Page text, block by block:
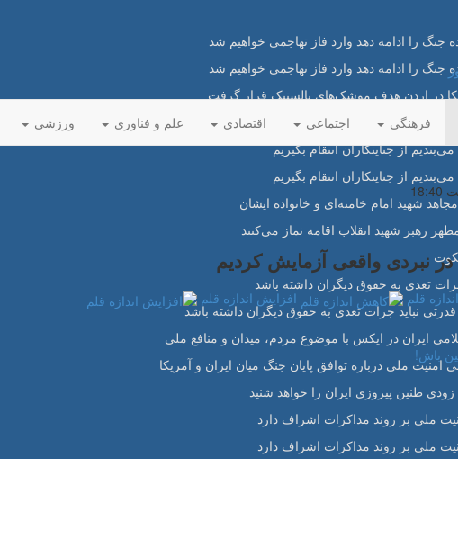
جنگ را ادامه دهد وارد فاز تهاجمی خواهیم شد
جنگ را ادامه دهد وارد فاز تهاجمی خواهیم شد
در اردن هدف موشک‌های بالستیک قرار گرفت
تمام شد
از جنایتکاران انتقام بگیریم
از جنایتکاران انتقام بگیریم
شهید امام خامنه‌ای و خانواده ایشان
رهبر شهید انقلاب اقامه نماز می‌کنند
تعدی به حقوق دیگران داشته باشد
نباید جرات تعدی به حقوق دیگران داشته باشد
ایران در ایکس با موضوع مردم، میدان و منافع ملی
امنیت ملی درباره توافق پایان جنگ میان ایران و آمریکا
طنین پیروزی ایران را خواهد شنید
ملی بر روند مذاکرات اشراف دارد
ملی بر روند مذاکرات اشراف دارد
فرهنگی اجتماعی اقتصادی علم و فناوری ورزشی
نبردی واقعی آزمایش کردیم
قلم
افزایش اندازه قلم
باش!